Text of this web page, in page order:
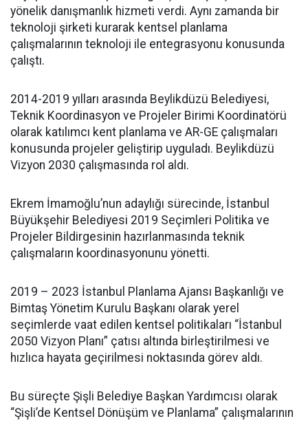
yönelik danışmanlık hizmeti verdi. Aynı zamanda bir
teknoloji şirketi kurarak kentsel planlama
çalışmalarının teknoloji ile entegrasyonu konusunda
çalıştı.
2014-2019 yılları arasında Beylikdüzü Belediyesi,
Teknik Koordinasyon ve Projeler Birimi Koordinatörü
olarak katılımcı kent planlama ve AR-GE çalışmaları
konusunda projeler geliştirip uyguladı. Beylikdüzü
Vizyon 2030 çalışmasında rol aldı.
Ekrem İmamoğlu’nun adaylığı sürecinde, İstanbul
Büyükşehir Belediyesi 2019 Seçimleri Politika ve
Projeler Bildirgesinin hazırlanmasında teknik
çalışmaların koordinasyonunu yönetti.
2019 – 2023 İstanbul Planlama Ajansı Başkanlığı ve
Bimtaş Yönetim Kurulu Başkanı olarak yerel
seçimlerde vaat edilen kentsel politikaları “İstanbul
2050 Vizyon Planı” çatısı altında birleştirilmesi ve
hızlıca hayata geçirilmesi noktasında görev aldı.
Bu süreçte Şişli Belediye Başkan Yardımcısı olarak
“Şişli’de Kentsel Dönüşüm ve Planlama” çalışmalarının